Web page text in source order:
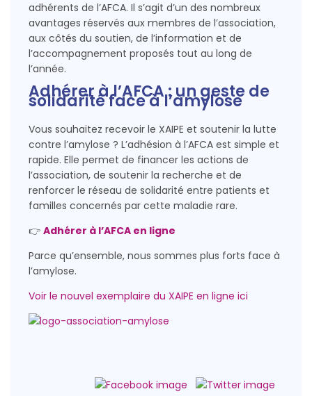
adhérents de l’AFCA. Il s’agit d’un des nombreux
avantages réservés aux membres de l’association,
aux côtés du soutien, de l’information et de
l’accompagnement proposés tout au long de
l’année.
Adhérer à l’AFCA : un geste de
solidarité face à l’amylose
Vous souhaitez recevoir le XAIPE et soutenir la lutte
contre l’amylose ? L’adhésion à l’AFCA est simple et
rapide. Elle permet de financer les actions de
l’association, de soutenir la recherche et de
renforcer le réseau de solidarité entre patients et
familles concernés par cette maladie rare.
👉 Adhérer à l’AFCA en ligne
Parce qu’ensemble, nous sommes plus forts face à
l’amylose.
Voir le nouvel exemplaire du XAIPE en ligne ici